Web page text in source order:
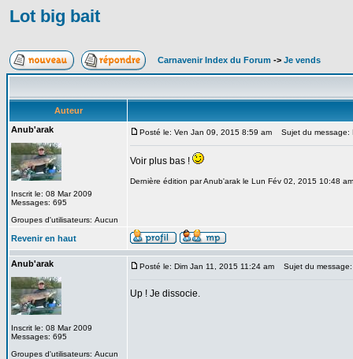
Lot big bait
Carnavenir Index du Forum -> Je vends
Auteur
Anub'arak
Inscrit le: 08 Mar 2009
Messages: 695
Groupes d'utilisateurs: Aucun
Posté le: Ven Jan 09, 2015 8:59 am Sujet du message:
Voir plus bas !
Dernière édition par Anub'arak le Lun Fév 02, 2015 10:48
Revenir en haut
Anub'arak
Inscrit le: 08 Mar 2009
Messages: 695
Groupes d'utilisateurs: Aucun
Posté le: Dim Jan 11, 2015 11:24 am Sujet du message:
Up ! Je dissocie.